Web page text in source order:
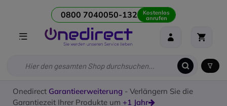
0800 7040050-132 Kostenlos
anrufen
Onedirect Garantieerweiterung - Verlängern Sie die
Garantiezeit Ihrer Produkte um +1 Jahr